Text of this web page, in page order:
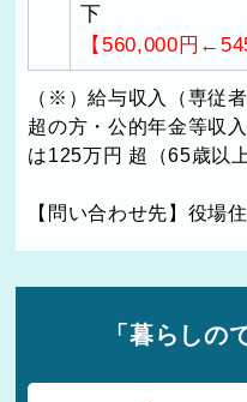
下
【560,000円
（※）給与収入（専従
超の方・公的年金等収
は125万円 超（65歳以
【問い合わせ先】役
「暮らしの